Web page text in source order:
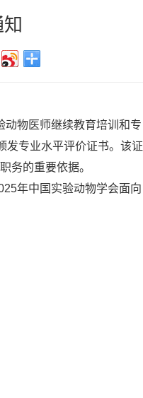
物医师继续教育培训和专
发专业水平评价证书。该证
务的重要依据。
年中国实验动物学会面向